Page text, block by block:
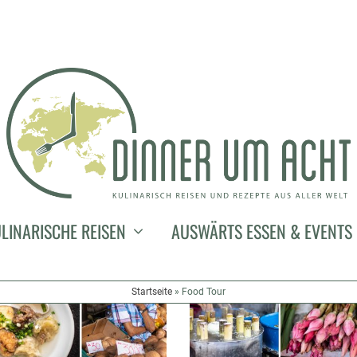
REISEN AUSWÄRTS ESSEN & EVENTS
Startseite » Food Tour